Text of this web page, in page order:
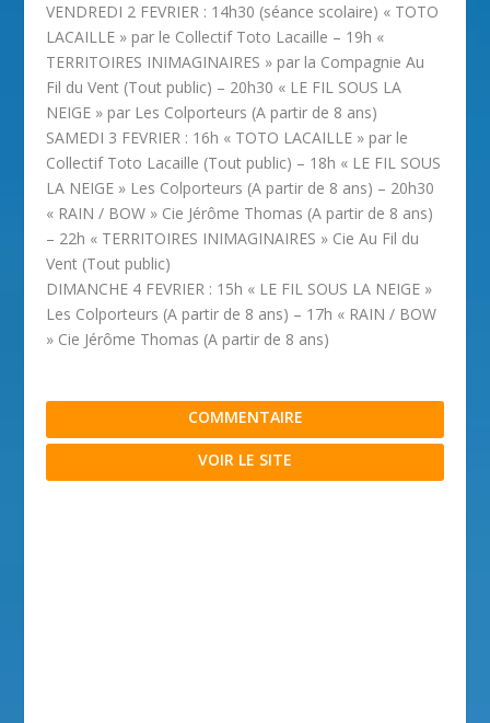
VENDREDI 2 FEVRIER : 14h30 (séance scolaire) « TOTO
LACAILLE » par le Collectif Toto Lacaille – 19h «
TERRITOIRES INIMAGINAIRES » par la Compagnie Au
Fil du Vent (Tout public) – 20h30 « LE FIL SOUS LA
NEIGE » par Les Colporteurs (A partir de 8 ans)
SAMEDI 3 FEVRIER : 16h « TOTO LACAILLE » par le
Collectif Toto Lacaille (Tout public) – 18h « LE FIL SOUS
LA NEIGE » Les Colporteurs (A partir de 8 ans) – 20h30
« RAIN / BOW » Cie Jérôme Thomas (A partir de 8 ans)
– 22h « TERRITOIRES INIMAGINAIRES » Cie Au Fil du
Vent (Tout public)
DIMANCHE 4 FEVRIER : 15h « LE FIL SOUS LA NEIGE »
Les Colporteurs (A partir de 8 ans) – 17h « RAIN / BOW
» Cie Jérôme Thomas (A partir de 8 ans)
COMMENTAIRE
VOIR LE SITE